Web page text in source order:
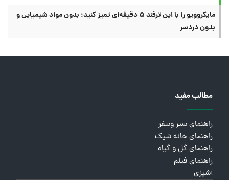
مایکروویو را با این ترفند ۵ دقیقه‌ای تمیز کنید؛ بدون مواد شیمیایی و
بدون دردسر
مطالب مفید
راهنمای سیر وسفر
راهنمای خانه شیک
راهنمای گل و گیاه
راهنمای فیلم
آشپزی